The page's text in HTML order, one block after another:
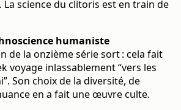
science du clitoris est en train de
humaniste
de la onzième série sort : cela fait
voyage inlassablement “vers les
Son choix de la diversité, de
en a fait une œuvre culte.